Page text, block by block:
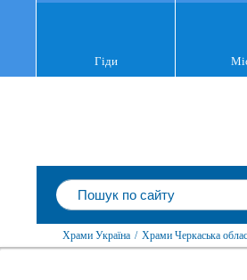
Гіди
Храми Україна / Храми Черкаська